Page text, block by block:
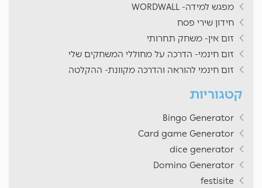
מפגש למידה- WORDWALL
חידון שירי פסח
זום אין- משחק תחרותי
זום חינמי- הדרכה על מחוללי המשחקים שלי
זום חינמי להוראה והדרכה מקוונת- ההקלטה
קטגוריות
Bingo Generator
Card game Generator
dice generator
Domino Generator
festisite